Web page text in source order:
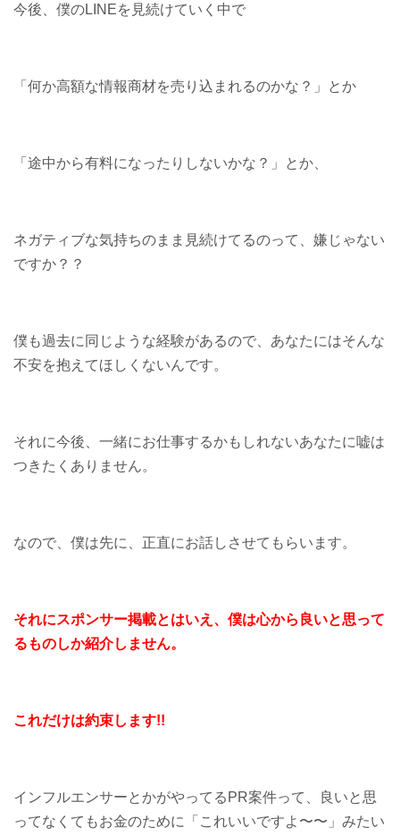
今後、僕のLINEを見続けていく中で
「何か高額な情報商材を売り込まれるのかな？」とか
「途中から有料になったりしないかな？」とか、
ネガティブな気持ちのまま見続けてるのって、嫌じゃない
ですか？？
僕も過去に同じような経験があるので、あなたにはそんな
不安を抱えてほしくないんです。
それに今後、一緒にお仕事するかもしれないあなたに嘘は
つきたくありません。
なので、僕は先に、正直にお話しさせてもらいます。
それにスポンサー掲載とはいえ、僕は心から良いと思って
るものしか紹介しません。
これだけは約束します!!
インフルエンサーとかがやってるPR案件って、良いと思
ってなくてもお金のために「これいいですよ〜〜」みたい